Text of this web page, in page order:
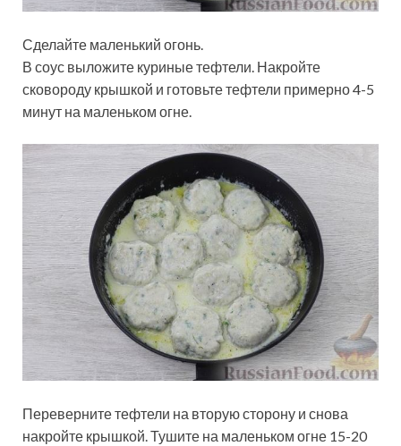
Сделайте маленький огонь.
В соус выложите куриные тефтели. Накройте
сковороду крышкой и готовьте тефтели примерно 4-5
минут на маленьком огне.
Переверните тефтели на вторую сторону и снова
накройте крышкой. Тушите на маленьком огне 15-20